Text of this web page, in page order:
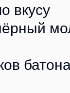
вкусу